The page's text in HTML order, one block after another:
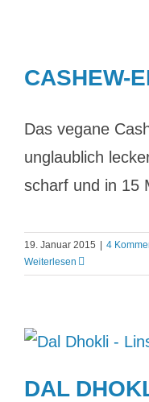
CASHEW-
Das vegane
unglaublich
scharf und in 15
19. Januar 2015
4
Weiterlesen
DAL